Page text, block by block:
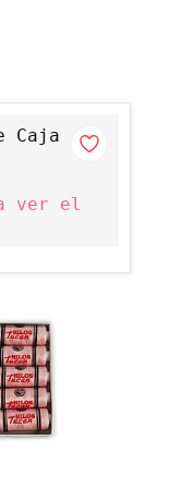
Caja
ver el